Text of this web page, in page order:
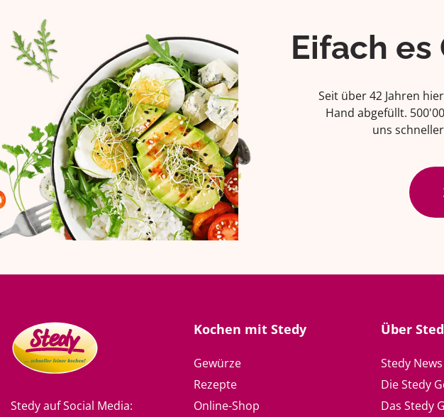
Eifach es
Seit über 42 Jahren
Hand abgefüllt.
uns
Stedy auf Social Media:
Kochen mit Stedy
Gewürze
Rezepte
Online-Shop
Über
Stedy News
Die Stedy
Das Stedy